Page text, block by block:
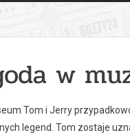
w
Tom i Jerry
legend. Tom zostaje